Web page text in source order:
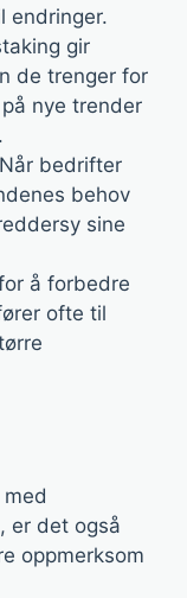
endringer.
gir
de trenger for
nye trender
bedrifter
behov
sine
å forbedre
ofte til
er det også
oppmerksom